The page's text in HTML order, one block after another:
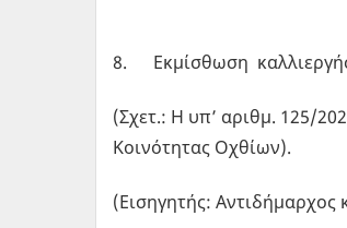
8. Εκμίσθωση
(Σχετ.: Η υπ’ αριθμ. 125/
Κοινότητας Οχθίων).
(Εισηγητής: Αντιδήμαρχος